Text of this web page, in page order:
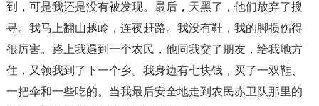
到，可是我还是没有被发现。最后，天黑了，他们放弃了搜
寻。我马上翻山越岭，连夜赶路。我没有鞋，我的脚损伤得
很厉害。路上我遇到一个农民，他同我交了朋友，给我地方
住，又领我到了下一个乡。我身边有七块钱，买了一双鞋、
一把伞和一些吃的。当我最后安全地走到农民赤卫队那里的